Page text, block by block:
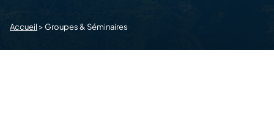
Accueil >Groupes & Séminaires